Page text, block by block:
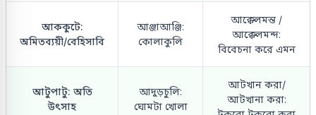
আককুটে:
অমিতব্যয়ী/বেহিসাবি
আঞ্জাআঞ্জি:
কোলাকুলি
আক্কেলমন্ত /
আক্কেলমন্দ:
বিবেচনা করে এমন
আটুপাটু: অতি
উৎসাহ
আদুড়চুলি:
ঘোমটা খোলা
আটখান করা/
আটখানা করা: